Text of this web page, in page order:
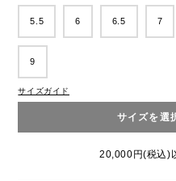
5.5 6 6.5 7
9
サイズガイド
サイズを選
20,000円(税込)